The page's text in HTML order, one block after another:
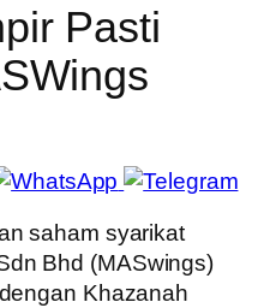
Pasti
saham syarikat
Bhd (MASwings)
Khazanah